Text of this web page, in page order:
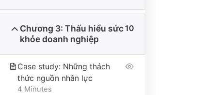
Chương 3: Thấu hiểu sức
khỏe doanh nghiệp
10
Case study: Những thách
thức nguồn nhân lực
4 Minutes
CÔNG TY CỔ PHẦN HỌC VIỆN HR
Địa chỉ trụ sở chính: Số 25A, phố Trần Bình
Trọng, phường Cửa Nam, thành phố Hà Nội, Việt